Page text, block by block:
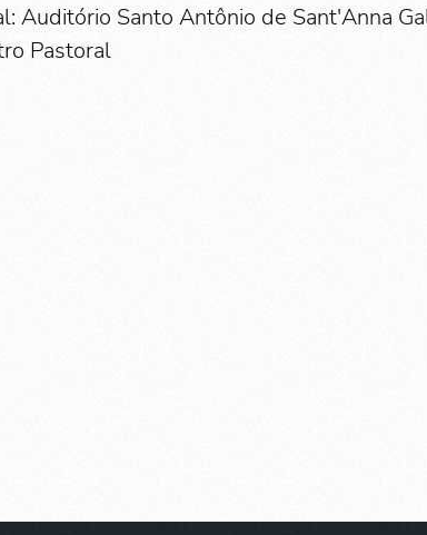
Auditório Santo Antônio de Sant'Anna
Pastoral